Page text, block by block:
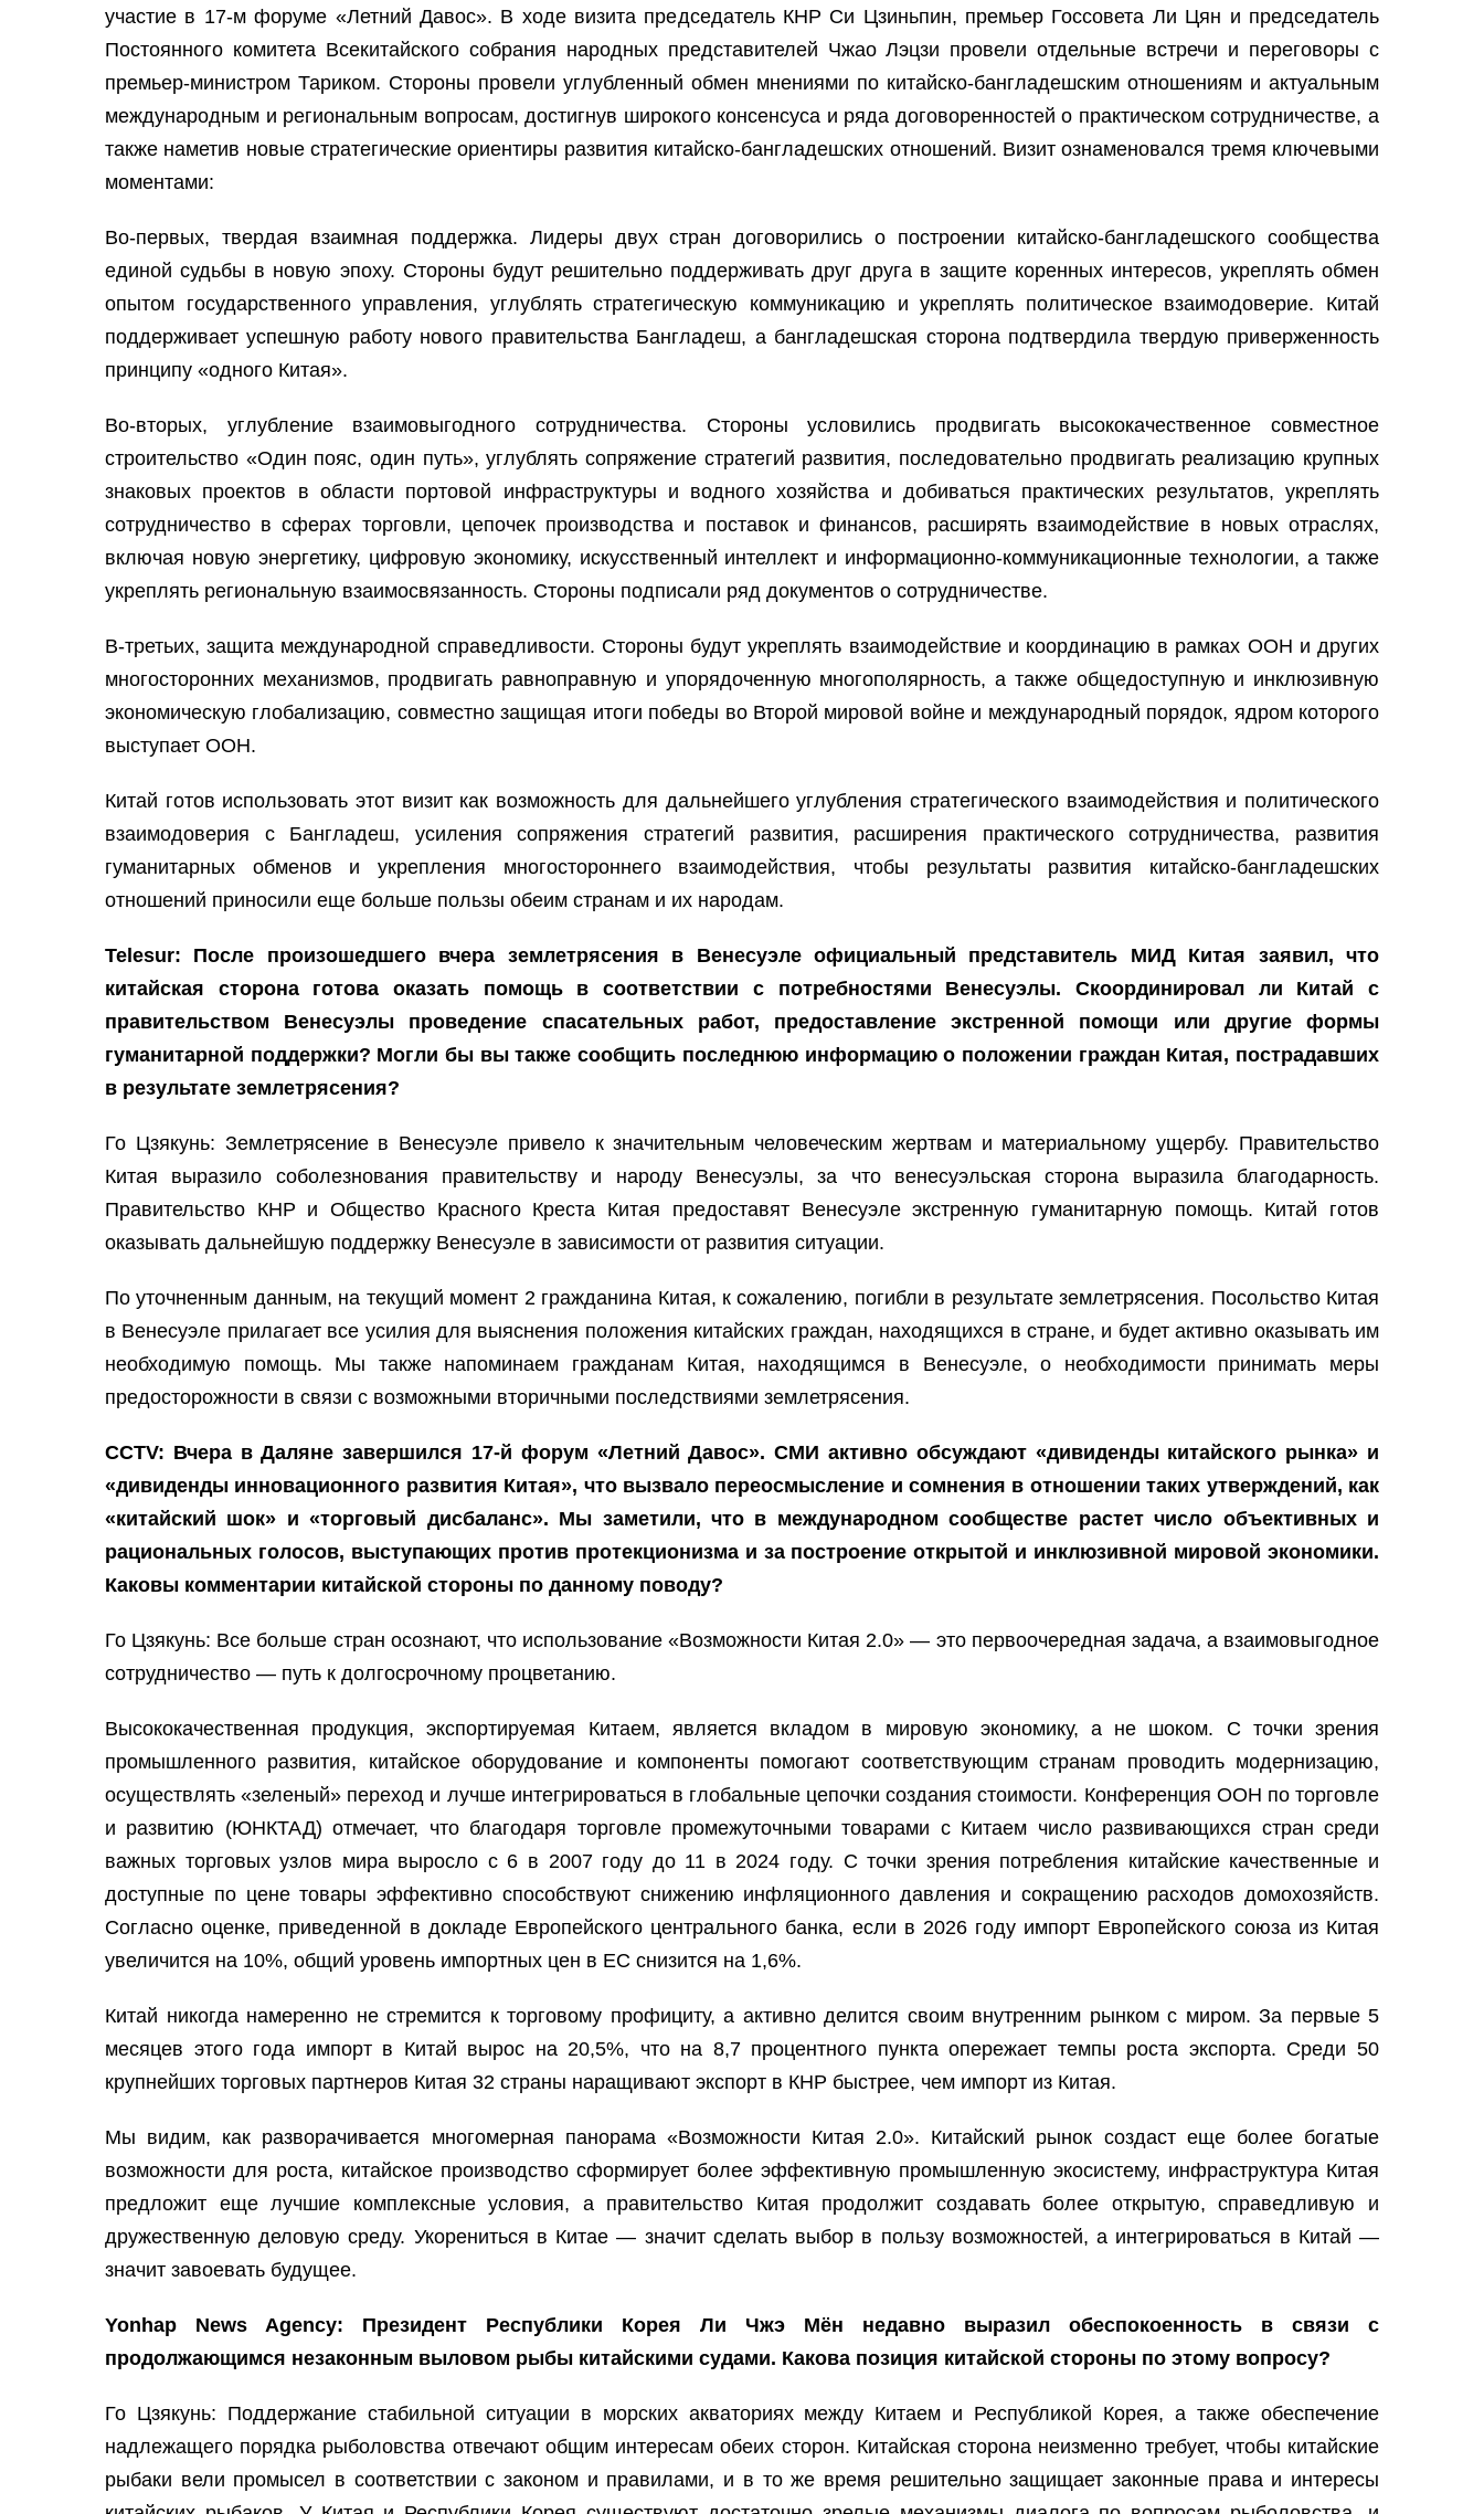
участие в 17-м форуме «Летний Давос». В ходе визита председатель КНР Си Цзиньпин, премьер Госсовета Ли Цян и председатель
Постоянного комитета Всекитайского собрания народных представителей Чжао Лэцзи провели отдельные встречи и переговоры с
премьер-министром Тариком. Стороны провели углубленный обмен мнениями по китайско-бангладешским отношениям и актуальным
международным и региональным вопросам, достигнув широкого консенсуса и ряда договоренностей о практическом сотрудничестве, а
также наметив новые стратегические ориентиры развития китайско-бангладешских отношений. Визит ознаменовался тремя ключевыми
моментами:
Во-первых, твердая взаимная поддержка. Лидеры двух стран договорились о построении китайско-бангладешского сообщества
единой судьбы в новую эпоху. Стороны будут решительно поддерживать друг друга в защите коренных интересов, укреплять обмен
опытом государственного управления, углублять стратегическую коммуникацию и укреплять политическое взаимодоверие. Китай
поддерживает успешную работу нового правительства Бангладеш, а бангладешская сторона подтвердила твердую приверженность
принципу «одного Китая».
Во-вторых, углубление взаимовыгодного сотрудничества. Стороны условились продвигать высококачественное совместное
строительство «Один пояс, один путь», углублять сопряжение стратегий развития, последовательно продвигать реализацию крупных
знаковых проектов в области портовой инфраструктуры и водного хозяйства и добиваться практических результатов, укреплять
сотрудничество в сферах торговли, цепочек производства и поставок и финансов, расширять взаимодействие в новых отраслях,
включая новую энергетику, цифровую экономику, искусственный интеллект и информационно-коммуникационные технологии, а также
укреплять региональную взаимосвязанность. Стороны подписали ряд документов о сотрудничестве.
В-третьих, защита международной справедливости. Стороны будут укреплять взаимодействие и координацию в рамках ООН и других
многосторонних механизмов, продвигать равноправную и упорядоченную многополярность, а также общедоступную и инклюзивную
экономическую глобализацию, совместно защищая итоги победы во Второй мировой войне и международный порядок, ядром которого
выступает ООН.
Китай готов использовать этот визит как возможность для дальнейшего углубления стратегического взаимодействия и политического
взаимодоверия с Бангладеш, усиления сопряжения стратегий развития, расширения практического сотрудничества, развития
гуманитарных обменов и укрепления многостороннего взаимодействия, чтобы результаты развития китайско-бангладешских
отношений приносили еще больше пользы обеим странам и их народам.
Telesur: После произошедшего вчера землетрясения в Венесуэле официальный представитель МИД Китая заявил, что
китайская сторона готова оказать помощь в соответствии с потребностями Венесуэлы. Скоординировал ли Китай с
правительством Венесуэлы проведение спасательных работ, предоставление экстренной помощи или другие формы
гуманитарной поддержки? Могли бы вы также сообщить последнюю информацию о положении граждан Китая, пострадавших
в результате землетрясения?
Го Цзякунь: Землетрясение в Венесуэле привело к значительным человеческим жертвам и материальному ущербу. Правительство
Китая выразило соболезнования правительству и народу Венесуэлы, за что венесуэльская сторона выразила благодарность.
Правительство КНР и Общество Красного Креста Китая предоставят Венесуэле экстренную гуманитарную помощь. Китай готов
оказывать дальнейшую поддержку Венесуэле в зависимости от развития ситуации.
По уточненным данным, на текущий момент 2 гражданина Китая, к сожалению, погибли в результате землетрясения. Посольство Китая
в Венесуэле прилагает все усилия для выяснения положения китайских граждан, находящихся в стране, и будет активно оказывать им
необходимую помощь. Мы также напоминаем гражданам Китая, находящимся в Венесуэле, о необходимости принимать меры
предосторожности в связи с возможными вторичными последствиями землетрясения.
CCTV: Вчера в Даляне завершился 17-й форум «Летний Давос». СМИ активно обсуждают «дивиденды китайского рынка» и
«дивиденды инновационного развития Китая», что вызвало переосмысление и сомнения в отношении таких утверждений, как
«китайский шок» и «торговый дисбаланс». Мы заметили, что в международном сообществе растет число объективных и
рациональных голосов, выступающих против протекционизма и за построение открытой и инклюзивной мировой экономики.
Каковы комментарии китайской стороны по данному поводу?
Го Цзякунь: Все больше стран осознают, что использование «Возможности Китая 2.0» — это первоочередная задача, а взаимовыгодное
сотрудничество — путь к долгосрочному процветанию.
Высококачественная продукция, экспортируемая Китаем, является вкладом в мировую экономику, а не шоком. С точки зрения
промышленного развития, китайское оборудование и компоненты помогают соответствующим странам проводить модернизацию,
осуществлять «зеленый» переход и лучше интегрироваться в глобальные цепочки создания стоимости. Конференция ООН по торговле
и развитию (ЮНКТАД) отмечает, что благодаря торговле промежуточными товарами с Китаем число развивающихся стран среди
важных торговых узлов мира выросло с 6 в 2007 году до 11 в 2024 году. С точки зрения потребления китайские качественные и
доступные по цене товары эффективно способствуют снижению инфляционного давления и сокращению расходов домохозяйств.
Согласно оценке, приведенной в докладе Европейского центрального банка, если в 2026 году импорт Европейского союза из Китая
увеличится на 10%, общий уровень импортных цен в ЕС снизится на 1,6%.
Китай никогда намеренно не стремится к торговому профициту, а активно делится своим внутренним рынком с миром. За первые 5
месяцев этого года импорт в Китай вырос на 20,5%, что на 8,7 процентного пункта опережает темпы роста экспорта. Среди 50
крупнейших торговых партнеров Китая 32 страны наращивают экспорт в КНР быстрее, чем импорт из Китая.
Мы видим, как разворачивается многомерная панорама «Возможности Китая 2.0». Китайский рынок создаст еще более богатые
возможности для роста, китайское производство сформирует более эффективную промышленную экосистему, инфраструктура Китая
предложит еще лучшие комплексные условия, а правительство Китая продолжит создавать более открытую, справедливую и
дружественную деловую среду. Укорениться в Китае — значит сделать выбор в пользу возможностей, а интегрироваться в Китай —
значит завоевать будущее.
Yonhap News Agency: Президент Республики Корея Ли Чжэ Мён недавно выразил обеспокоенность в связи с
продолжающимся незаконным выловом рыбы китайскими судами. Какова позиция китайской стороны по этому вопросу?
Го Цзякунь: Поддержание стабильной ситуации в морских акваториях между Китаем и Республикой Корея, а также обеспечение
надлежащего порядка рыболовства отвечают общим интересам обеих сторон. Китайская сторона неизменно требует, чтобы китайские
рыбаки вели промысел в соответствии с законом и правилами, и в то же время решительно защищает законные права и интересы